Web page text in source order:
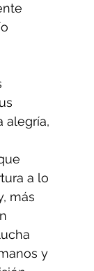
alegría,
a lo
más
y